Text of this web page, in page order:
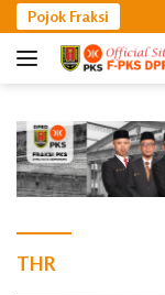
Langsung
ke
konten
Pojok Fraksi
THR